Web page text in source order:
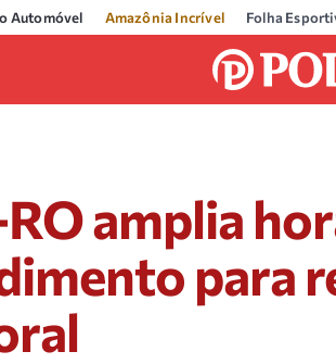
Automóvel Amazônia Incrível Folha
amplia
para